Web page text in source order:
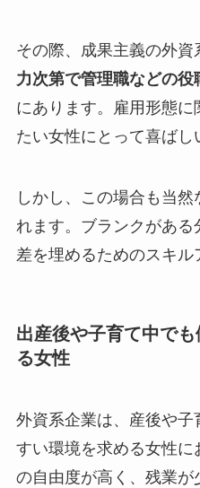
その際、成果主義の外資
力次第で管理職などの役
にあります。雇用形態に
たい女性にとって喜ばし
しかし、この場合も当
れます。ブランクがあ
差を埋めるためのスキル
出産後や子育て中で
る女性
外資系企業は、産後や
すい環境を求める女性に
の自由度が高く、残業が